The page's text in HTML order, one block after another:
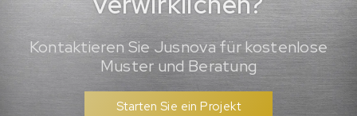
Kontaktieren Sie Jusnova für kostenlose
Muster und Beratung
Starten Sie ein Projekt